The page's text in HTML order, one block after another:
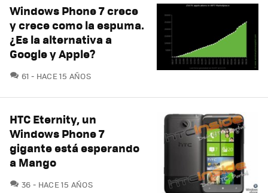
Windows Phone 7 crece
y crece como la espuma.
¿Es la alternativa a
Google y Apple?
61 COMENTARIOS
HACE 15 AÑOS
HTC Eternity, un
Windows Phone 7
gigante está esperando
a Mango
36 COMENTARIOS
HACE 15 AÑOS